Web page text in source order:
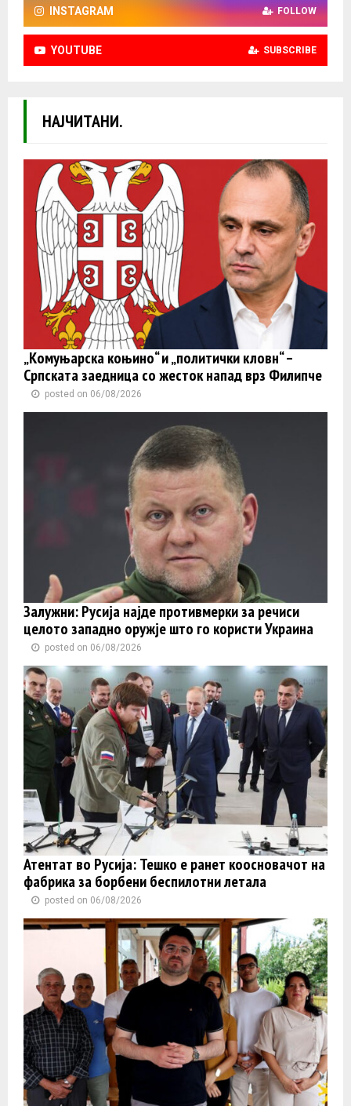
INSTAGRAM FOLLOW
YOUTUBE SUBSCRIBE
НАЈЧИТАНИ.
„Комуњарска коњино“ и „политички кловн“ –
Српската заедница со жесток напад врз Филипче
posted on 06/08/2026
Залужни: Русија најде противмерки за речиси
целото западно оружје што го користи Украина
posted on 06/08/2026
Атентат во Русија: Тешко е ранет коосновачот на
фабрика за борбени беспилотни летала
posted on 06/08/2026